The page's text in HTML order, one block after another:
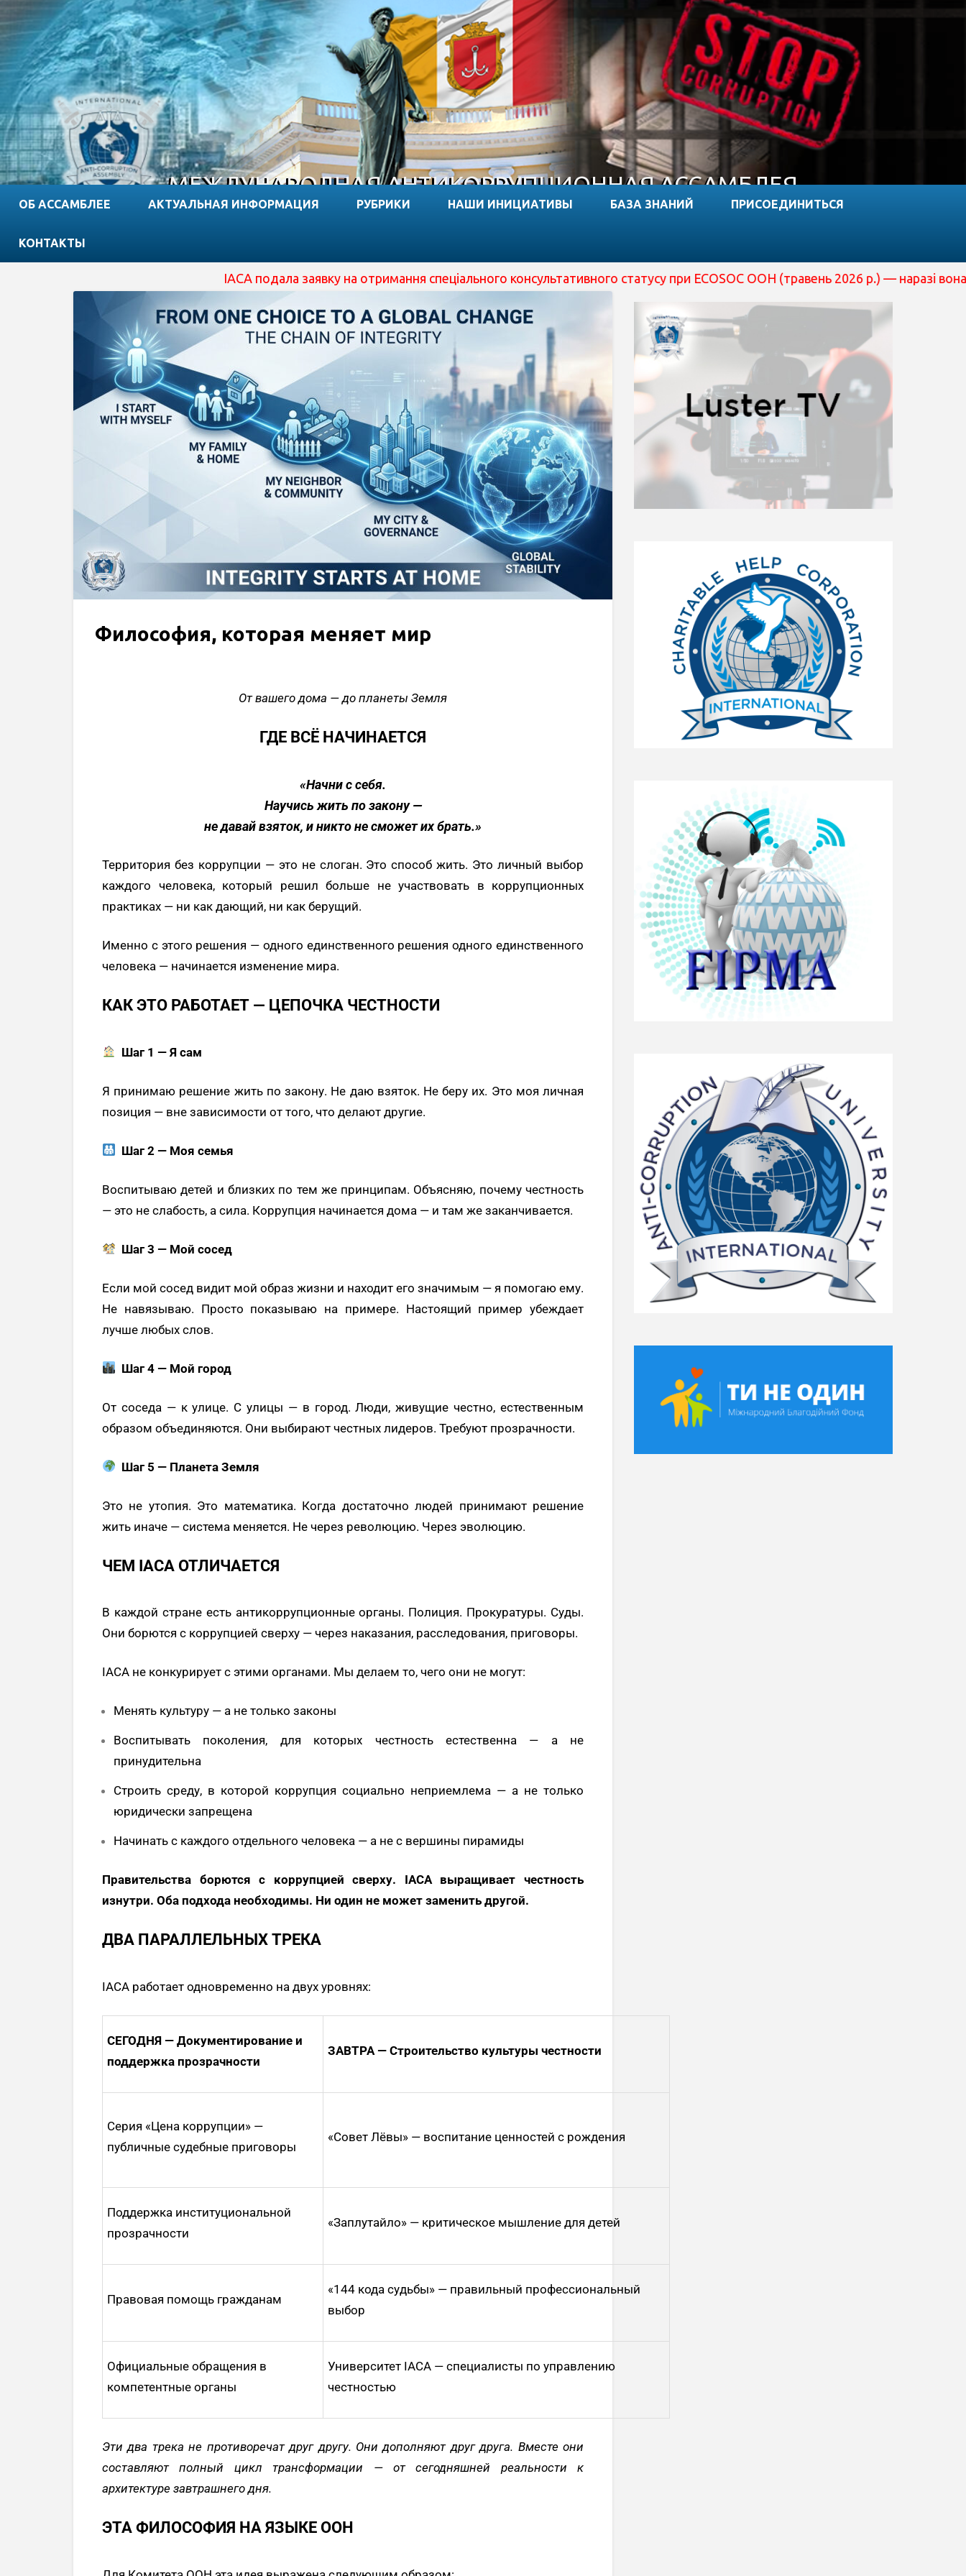
МЕЖДУНАРОДНАЯ АНТИКОРРУПЦИОННАЯ АССАМБЛЕЯ
ОБ АССАМБЛЕЕ АКТУАЛЬНАЯ ИНФОРМАЦИЯ РУБРИКИ НАШИ ИНИЦИАТИВЫ БАЗА ЗНАНИЙ ПРИСОЕДИНИТЬСЯ
КОНТАКТЫ
IACA подала заявку на отримання спеціального консультативного статусу при ECOSOC ООН (травень 2026 р.) — наразі вона
Философия, которая меняет мир
От вашего дома — до планеты Земля
ГДЕ ВСЁ НАЧИНАЕТСЯ
«Начни с себя.
Научись жить по закону —
не давай взяток, и никто не сможет их брать.»
Территория без коррупции — это не слоган. Это способ жить. Это личный выбор
каждого человека, который решил больше не участвовать в коррупционных
практиках — ни как дающий, ни как берущий.
Именно с этого решения — одного единственного решения одного единственного
человека — начинается изменение мира.
КАК ЭТО РАБОТАЕТ — ЦЕПОЧКА ЧЕСТНОСТИ
Шаг 1 — Я сам
Я принимаю решение жить по закону. Не даю взяток. Не беру их. Это моя личная
позиция — вне зависимости от того, что делают другие.
Шаг 2 — Моя семья
Воспитываю детей и близких по тем же принципам. Объясняю, почему честность
— это не слабость, а сила. Коррупция начинается дома — и там же заканчивается.
Шаг 3 — Мой сосед
Если мой сосед видит мой образ жизни и находит его значимым — я помогаю ему.
Не навязываю. Просто показываю на примере. Настоящий пример убеждает
лучше любых слов.
Шаг 4 — Мой город
От соседа — к улице. С улицы — в город. Люди, живущие честно, естественным
образом объединяются. Они выбирают честных лидеров. Требуют прозрачности.
Шаг 5 — Планета Земля
Это не утопия. Это математика. Когда достаточно людей принимают решение
жить иначе — система меняется. Не через революцию. Через эволюцию.
ЧЕМ IACA ОТЛИЧАЕТСЯ
В каждой стране есть антикоррупционные органы. Полиция. Прокуратуры. Суды.
Они борются с коррупцией сверху — через наказания, расследования, приговоры.
IACA не конкурирует с этими органами. Мы делаем то, чего они не могут:
Менять культуру — а не только законы
Воспитывать поколения, для которых честность естественна — а не
принудительна
Строить среду, в которой коррупция социально неприемлема — а не только
юридически запрещена
Начинать с каждого отдельного человека — а не с вершины пирамиды
Правительства борются с коррупцией сверху. IACA выращивает честность
изнутри. Оба подхода необходимы. Ни один не может заменить другой.
ДВА ПАРАЛЛЕЛЬНЫХ ТРЕКА
IACA работает одновременно на двух уровнях:
СЕГОДНЯ — Документирование и
поддержка прозрачности
ЗАВТРА — Строительство культуры честности
Серия «Цена коррупции» —
публичные судебные приговоры
«Совет Лёвы» — воспитание ценностей с рождения
Поддержка институциональной
прозрачности
«Заплутайло» — критическое мышление для детей
Правовая помощь гражданам
«144 кода судьбы» — правильный профессиональный
выбор
Официальные обращения в
компетентные органы
Университет IACA — специалисты по управлению
честностью
Эти два трека не противоречат друг другу. Они дополняют друг друга. Вместе они
составляют полный цикл трансформации — от сегодняшней реальности к
архитектуре завтрашнего дня.
ЭТА ФИЛОСОФИЯ НА ЯЗЫКЕ ООН